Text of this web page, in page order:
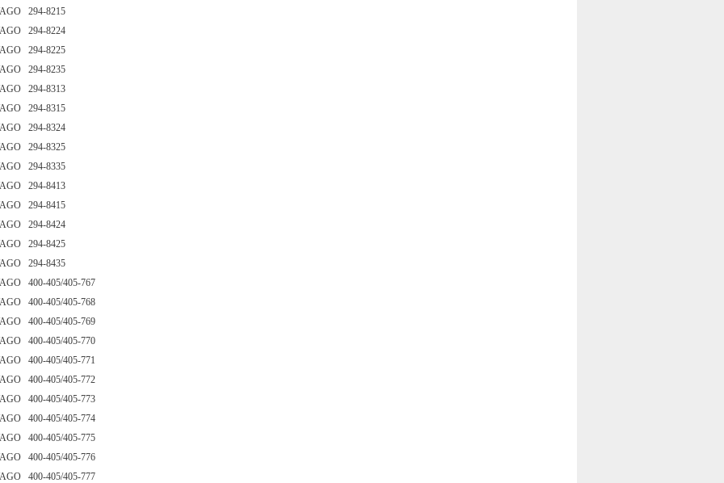
294-8215
294-8224
294-8225
294-8235
294-8313
294-8315
294-8324
294-8325
294-8335
294-8413
294-8415
294-8424
294-8425
294-8435
400-405/405-767
400-405/405-768
400-405/405-769
400-405/405-770
400-405/405-771
400-405/405-772
400-405/405-773
400-405/405-774
400-405/405-775
400-405/405-776
400-405/405-777